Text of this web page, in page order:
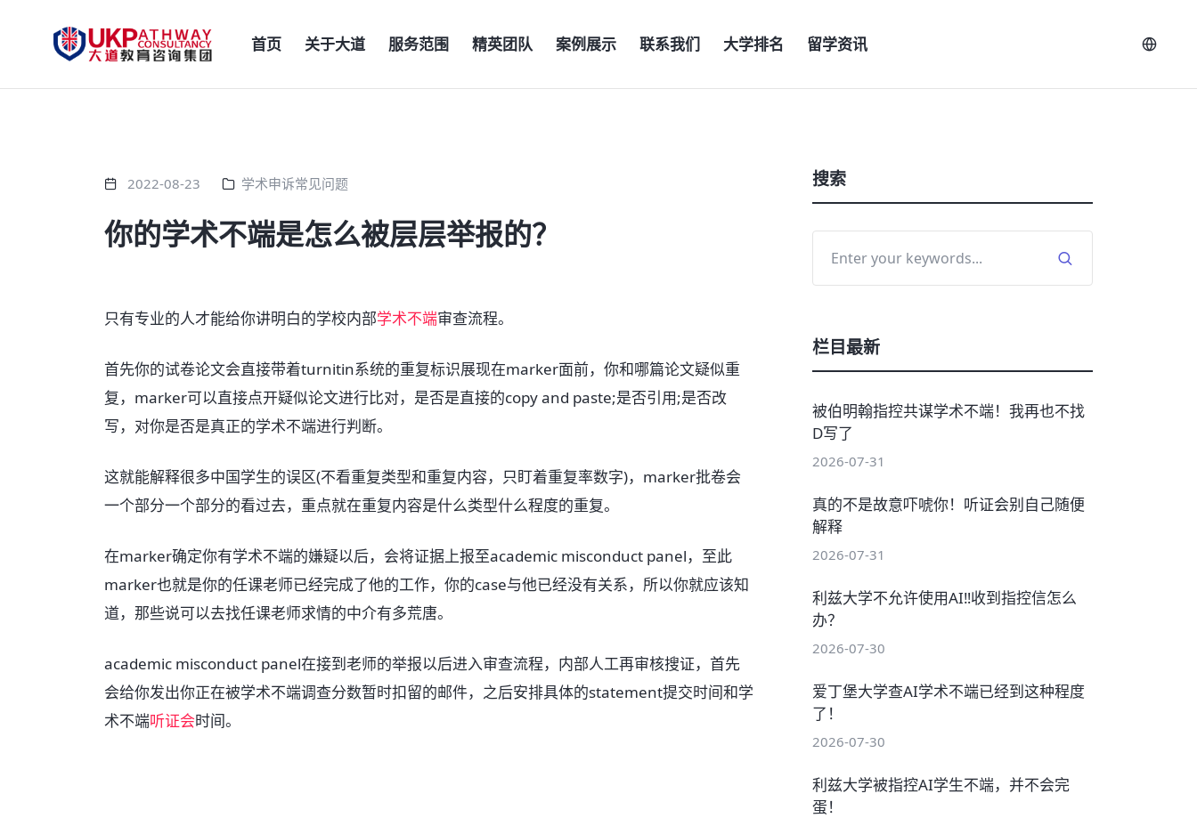
首页 关于大道 服务范围 精英团队 案例展示 联系我们 大学排名 留学资讯
2022-08-23 学术申诉常见问题
你的学术不端是怎么被层层举报的？
只有专业的人才能给你讲明白的学校内部学术不端审查流程。
首先你的试卷论文会直接带着turnitin系统的重复标识展现在marker面前，你和哪篇论文疑似重
复，marker可以直接点开疑似论文进行比对，是否是直接的copy and paste;是否引用;是否改
写，对你是否是真正的学术不端进行判断。
这就能解释很多中国学生的误区(不看重复类型和重复内容，只盯着重复率数字)，marker批卷会
一个部分一个部分的看过去，重点就在重复内容是什么类型什么程度的重复。
在marker确定你有学术不端的嫌疑以后，会将证据上报至academic misconduct panel，至此
marker也就是你的任课老师已经完成了他的工作，你的case与他已经没有关系，所以你就应该知
道，那些说可以去找任课老师求情的中介有多荒唐。
academic misconduct panel在接到老师的举报以后进入审查流程，内部人工再审核搜证，首先
会给你发出你正在被学术不端调查分数暂时扣留的邮件，之后安排具体的statement提交时间和学
术不端听证会时间。
搜索
栏目最新
被伯明翰指控共谋学术不端！我再也不找
D写了
2026-07-31
真的不是故意吓唬你！听证会别自己随便
解释
2026-07-31
利兹大学不允许使用AI‼️收到指控信怎么
办？
2026-07-30
爱丁堡大学查AI学术不端已经到这种程度
了！
2026-07-30
利兹大学被指控AI学生不端，并不会完
蛋！